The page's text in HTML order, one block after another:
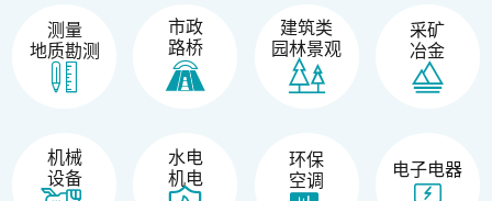
测量
地质勘测
市政
路桥
建筑类
园林景观
采矿
冶金
机械
设备
水电
机电
环保
空调
电子电器